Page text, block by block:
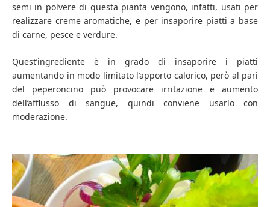
semi in polvere di questa pianta vengono, infatti, usati per
realizzare creme aromatiche, e per insaporire piatti a base
di carne, pesce e verdure.
Quest’ingrediente è in grado di insaporire i piatti
aumentando in modo limitato l’apporto calorico, però al pari
del peperoncino può provocare irritazione e aumento
dell’afflusso di sangue, quindi conviene usarlo con
moderazione.